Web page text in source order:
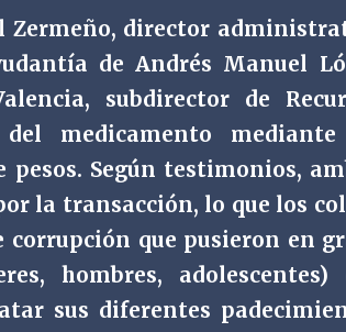
Zermeño, director
de Andrés Manuel
subdirector de
medicamento
Según testimonios,
la transacción, lo que los
corrupción que pusieron en
hombres, adolescentes)
sus diferentes